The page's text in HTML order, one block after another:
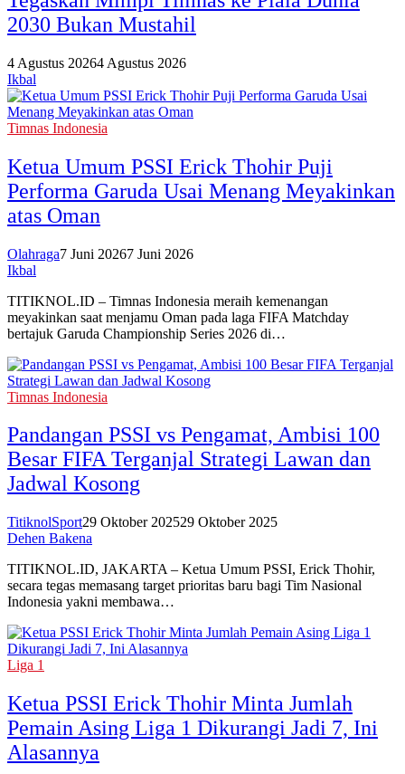
2030 Bukan Mustahil
4 Agustus 20264 Agustus 2026
Ikbal
Timnas Indonesia
Ketua Umum PSSI Erick Thohir Puji
Performa Garuda Usai Menang Meyakinkan
atas Oman‎
Olahraga7 Juni 20267 Juni 2026
Ikbal
TITIKNOL.ID – Timnas Indonesia meraih kemenangan
meyakinkan saat menjamu Oman pada laga FIFA Matchday
bertajuk Garuda Championship Series 2026 di…
Timnas Indonesia
Pandangan PSSI vs Pengamat, Ambisi 100
Besar FIFA Terganjal Strategi Lawan dan
Jadwal Kosong
TitiknolSport29 Oktober 202529 Oktober 2025
Dehen Bakena
TITIKNOL.ID, JAKARTA – Ketua Umum PSSI, Erick Thohir,
secara tegas memasang target prioritas baru bagi Tim Nasional
Indonesia yakni membawa…
Liga 1
Ketua PSSI Erick Thohir Minta Jumlah
Pemain Asing Liga 1 Dikurangi Jadi 7, Ini
Alasannya